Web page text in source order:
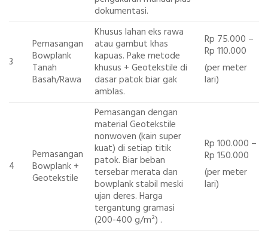
dokumentasi.
3
Pemasangan
Bowplank
Tanah
Basah/Rawa
Khusus lahan eks rawa
atau gambut khas
kapuas. Pake metode
khusus + Geotekstile di
dasar patok biar gak
amblas.
Rp 75.000 –
Rp 110.000
(per meter
lari)
4
Pemasangan
Bowplank +
Geotekstile
Pemasangan dengan
material Geotekstile
nonwoven (kain super
kuat) di setiap titik
patok. Biar beban
tersebar merata dan
bowplank stabil meski
ujan deres. Harga
tergantung gramasi
(200-400 g/m²) .
Rp 100.000 –
Rp 150.000
(per meter
lari)